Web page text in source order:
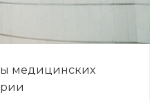
медицинских